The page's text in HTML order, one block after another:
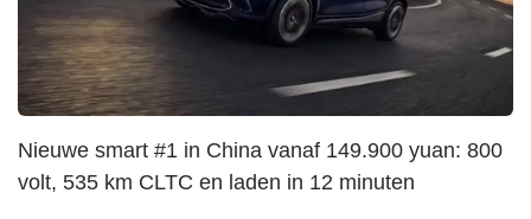
Nieuwe smart #1 in China vanaf 149.900 yuan: 800
volt, 535 km CLTC en laden in 12 minuten